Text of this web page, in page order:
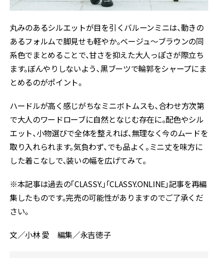
丸みのあるシルエットが目を引くバルーンミニは、動きの
あるフォルムで脚見せも軽やか。ベージュ〜ブラウンの同
系色でまとめることで、甘さを抑えた大人っぽさが際立ち
ます。ぼんやりしないよう、黒ブーツで輪郭をシャープにま
とめるのがポイント。
ハードルが高く感じがちなミニボトムスも、合わせ方次第
で大人のワードローブに自然となじむ存在に。配色やシル
エット、小物選びで全体を整えれば、無理なく今のムードを
取り入れられます。気負わず、でも品よく。ミニ丈を味方に
した着こなしで、装いの幅を広げてみて。
※本記事は過去の「CLASSY.」「CLASSY.ONLINE」記事を再編
集したものです。完売の可能性がありますのでご了承くだ
さい。
文／小林 愛 編集／永吉徳子